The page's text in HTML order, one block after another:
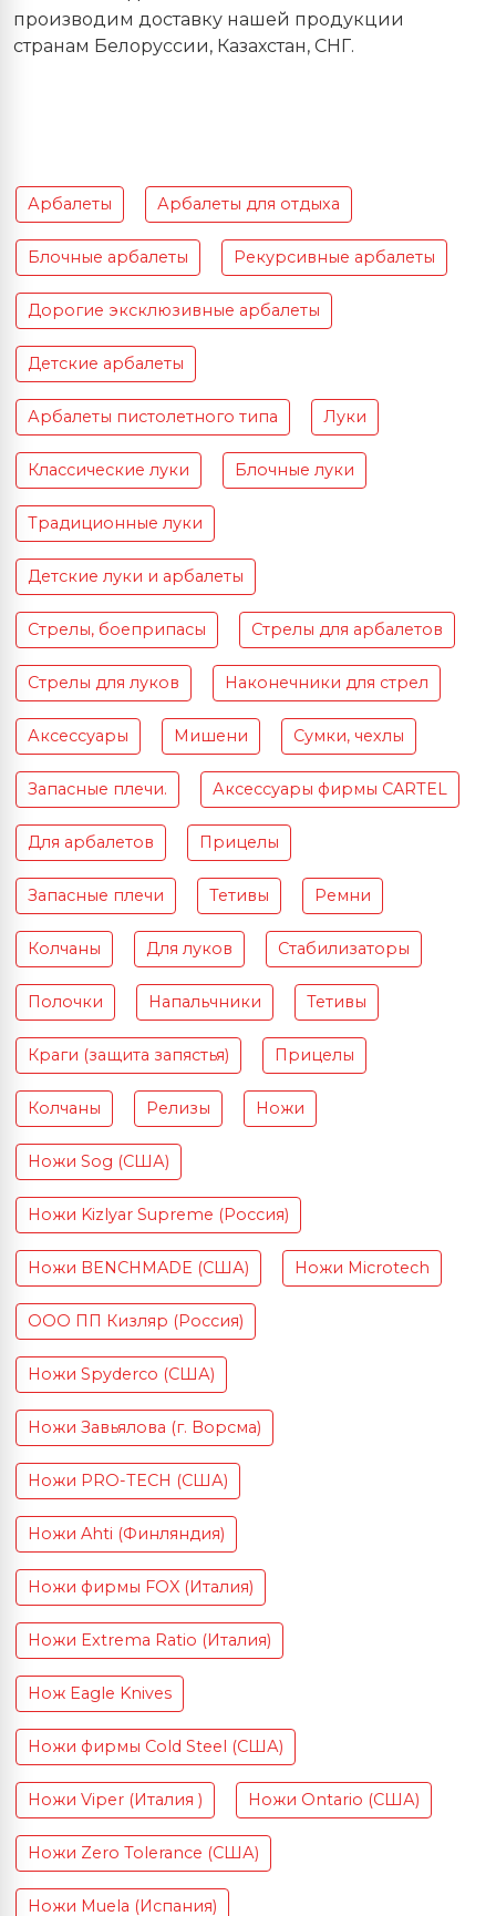
производим доставку нашей продукции
странам Белоруссии, Казахстан, СНГ.
Арбалеты Арбалеты для отдыха
Блочные арбалеты Рекурсивные арбалеты
Дорогие эксклюзивные арбалеты
Детские арбалеты
Арбалеты пистолетного типа Луки
Классические луки Блочные луки
Традиционные луки
Детские луки и арбалеты
Стрелы, боеприпасы Стрелы для арбалетов
Стрелы для луков Наконечники для стрел
Аксессуары Мишени Сумки, чехлы
Запасные плечи. Аксессуары фирмы CARTEL
Для арбалетов Прицелы
Запасные плечи Тетивы Ремни
Колчаны Для луков Стабилизаторы
Полочки Напальчники Тетивы
Краги (защита запястья) Прицелы
Колчаны Релизы Ножи
Ножи Sog (США)
Ножи Kizlyar Supreme (Россия)
Ножи BENCHMADE (США) Ножи Microtech
ООО ПП Кизляр (Россия)
Ножи Spyderco (США)
Ножи Завьялова (г. Ворсма)
Ножи PRO-TECH (США)
Ножи Ahti (Финляндия)
Ножи фирмы FOX (Италия)
Ножи Extrema Ratio (Италия)
Нож Eagle Knives
Ножи фирмы Cold Steel (США)
Ножи Viper (Италия ) Ножи Ontario (США)
Ножи Zero Tolerance (США)
Ножи Muela (Испания)